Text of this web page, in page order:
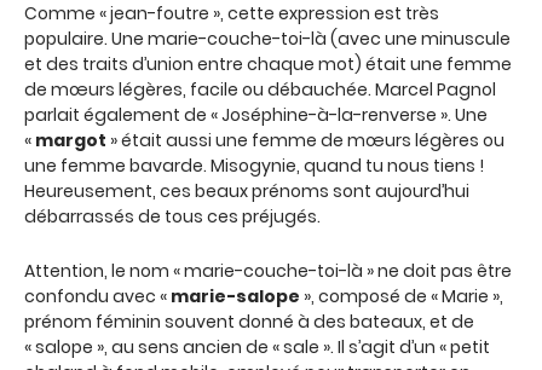
Comme « jean-foutre », cette expression est très
populaire. Une marie-couche-toi-là (avec une minuscule
et des traits d’union entre chaque mot) était une femme
de mœurs légères, facile ou débauchée. Marcel Pagnol
parlait également de « Joséphine-à-la-renverse ». Une
« margot » était aussi une femme de mœurs légères ou
une femme bavarde. Misogynie, quand tu nous tiens !
Heureusement, ces beaux prénoms sont aujourd’hui
débarrassés de tous ces préjugés.
Attention, le nom « marie-couche-toi-là » ne doit pas être
confondu avec « marie-salope », composé de « Marie »,
prénom féminin souvent donné à des bateaux, et de
« salope », au sens ancien de « sale ». Il s’agit d’un « petit